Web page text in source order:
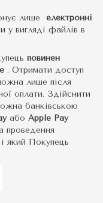
лише електронні
у вигляді файлів в
повинен
. Отримати доступ
лише після
оплати. Здійснити
банківською
або Apple Pay
проведення
який Покупець